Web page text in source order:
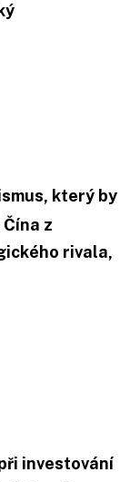
který by
z
rivala,
investování